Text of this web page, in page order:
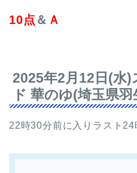
10点 ＆ Ａ
2025年2月12日(水)
ド 華のゆ(埼玉県羽
22時30分前に入りラスト24